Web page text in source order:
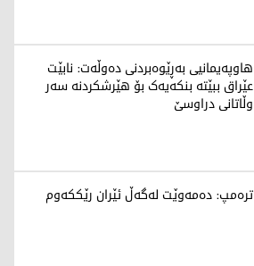
هاوپەیمانیی بەڕێوەبردنی دەوڵەت: نابێت
عێراق ببێتە بنکەیەک بۆ هێرشکردنە سەر
وڵاتانی دراوسێ
ترەمپ: دەمەوێت لەگەڵ ئێران رێککەوم